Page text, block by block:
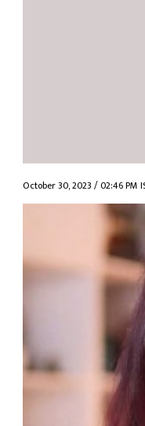
October 30, 2023 / 02:46 PM